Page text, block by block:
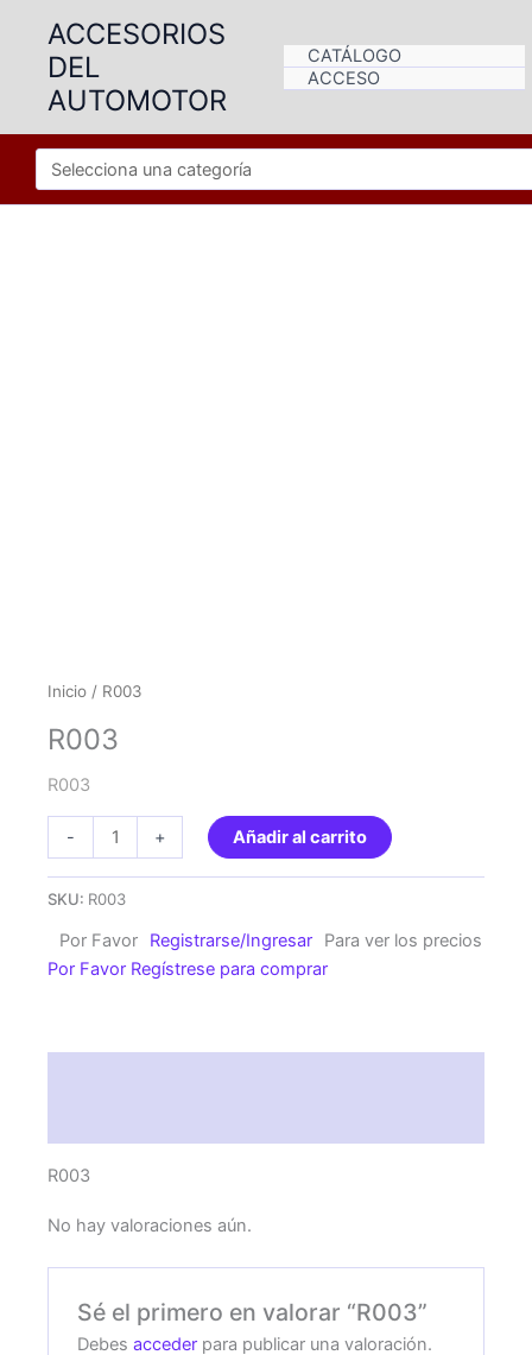
contenido
ACCESORIOS
DEL
AUTOMOTOR
CATÁLOGO
ACCESO
Inicio / R003
R003
R003
-
cantidad
+ Añadir al carrito
SKU: R003
Por Favor Registrarse/Ingresar
Para ver los precios
Por Favor Regístrese para comprar
R003
No hay valoraciones aún.
Sé el primero en valorar “R003”
Debesacceder para publicar una valoración.